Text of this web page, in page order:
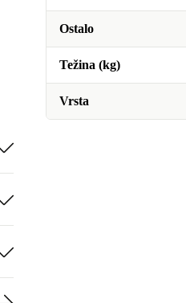
Ostalo
Težina (kg)
Vrsta